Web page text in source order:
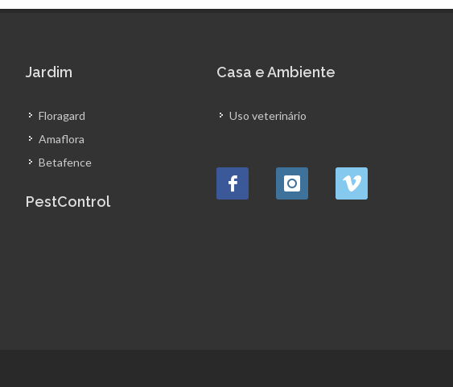
Jardim
Floragard
Amaflora
Betafence
PestControl
Casa e Ambiente
Uso veterinário